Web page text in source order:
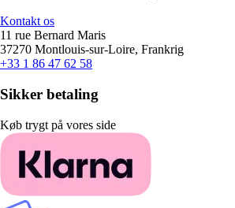
Kontakt os
11 rue Bernard Maris
37270 Montlouis-sur-Loire, Frankrig
+33 1 86 47 62 58
Sikker betaling
Køb trygt på vores side